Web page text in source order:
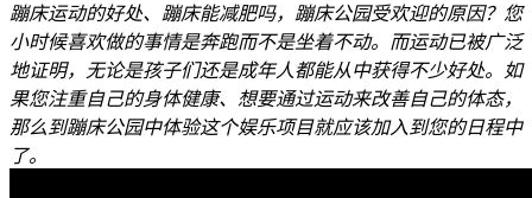
蹦床运动的好处、蹦床能减肥吗，蹦床公园受欢迎的原因？您
小时候喜欢做的事情是奔跑而不是坐着不动。而运动已被广泛
地证明，无论是孩子们还是成年人都能从中获得不少好处。如
果您注重自己的身体健康、想要通过运动来改善自己的体态，
那么到蹦床公园中体验这个娱乐项目就应该加入到您的日程中
了。